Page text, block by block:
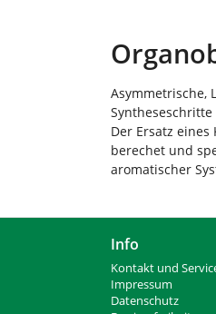
Asymmetrische,
Der Ersatz
berechet und
aromatischer
Info
Kontakt und
Impressum
Datenschutz